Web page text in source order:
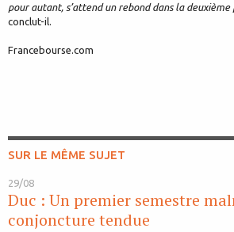
pour autant, s’attend un rebond dans la deuxième
conclut-il.
Francebourse.com
SUR LE MÊME SUJET
29/08
Duc : Un premier semestre
conjoncture tendue